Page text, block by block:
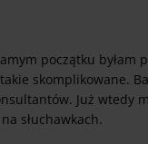
początku
skomplikowane.
Już wtedy
słuchawkach.